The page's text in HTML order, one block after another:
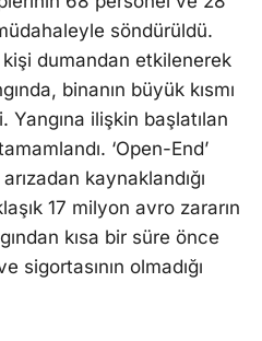
söndürüldü.
kişi dumandan etkilenerek
binanın büyük kısmı
Yangına ilişkin başlatılan
‘Open-End’
kaynaklandığı
17 milyon avro zararın
kısa bir süre önce
sigortasının olmadığı